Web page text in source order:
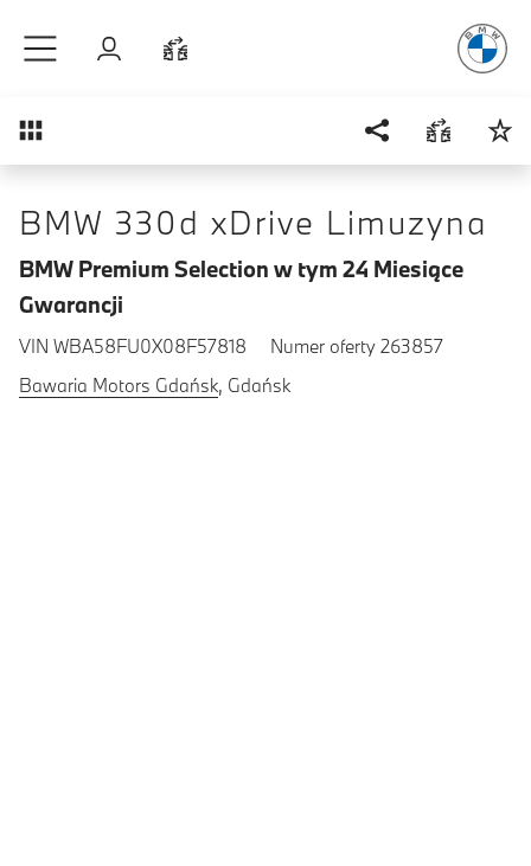
Zaloguj się
Przegląd
BMW 330d xDrive Limuzyna
BMW Premium Selection w tym 24 Miesiące
Gwarancji
VIN WBA58FU0X08F57818
Numer oferty 263857
Bawaria Motors Gdańsk, Gdańsk